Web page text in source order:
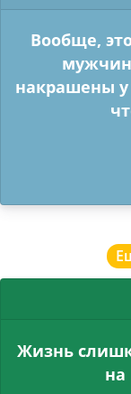
Вообще,
накрашены у
Жизнь
на